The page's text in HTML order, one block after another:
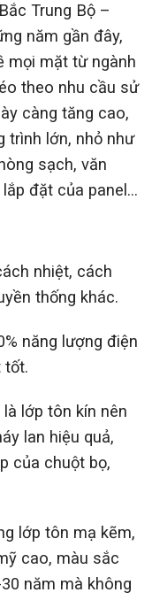
Trung Bộ –
năm gần đây,
mọi mặt từ ngành
theo nhu cầu sử
càng tăng cao,
trình lớn, nhỏ như
sạch, văn
đặt của panel…
nhiệt, cách
thống khác.
năng lượng điện
tốt.
lớp tôn kín nên
lan hiệu quả,
của chuột bọ,
lớp tôn mạ kẽm,
cao, màu sắc
năm mà không